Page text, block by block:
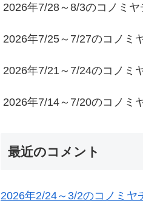
2026年7/28～8/3のコノミヤ
2026年7/25～7/27のコノミ
2026年7/21～7/24のコノミ
2026年7/14～7/20のコノミ
最近のコメント
2026年2/24～3/2のコノミヤ